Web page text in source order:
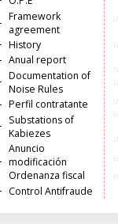
Framework
agreement
History
Anual report
Documentation of
Noise Rules
Perfil contratante
Substations of
Kabiezes
Anuncio
modificación
Ordenanza fiscal
Control Antifraude